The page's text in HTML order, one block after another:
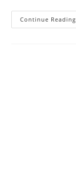
Continue Reading